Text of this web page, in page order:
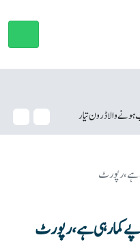
سام سنگ نے اینڈرائیڈ سیکیورٹی اپ